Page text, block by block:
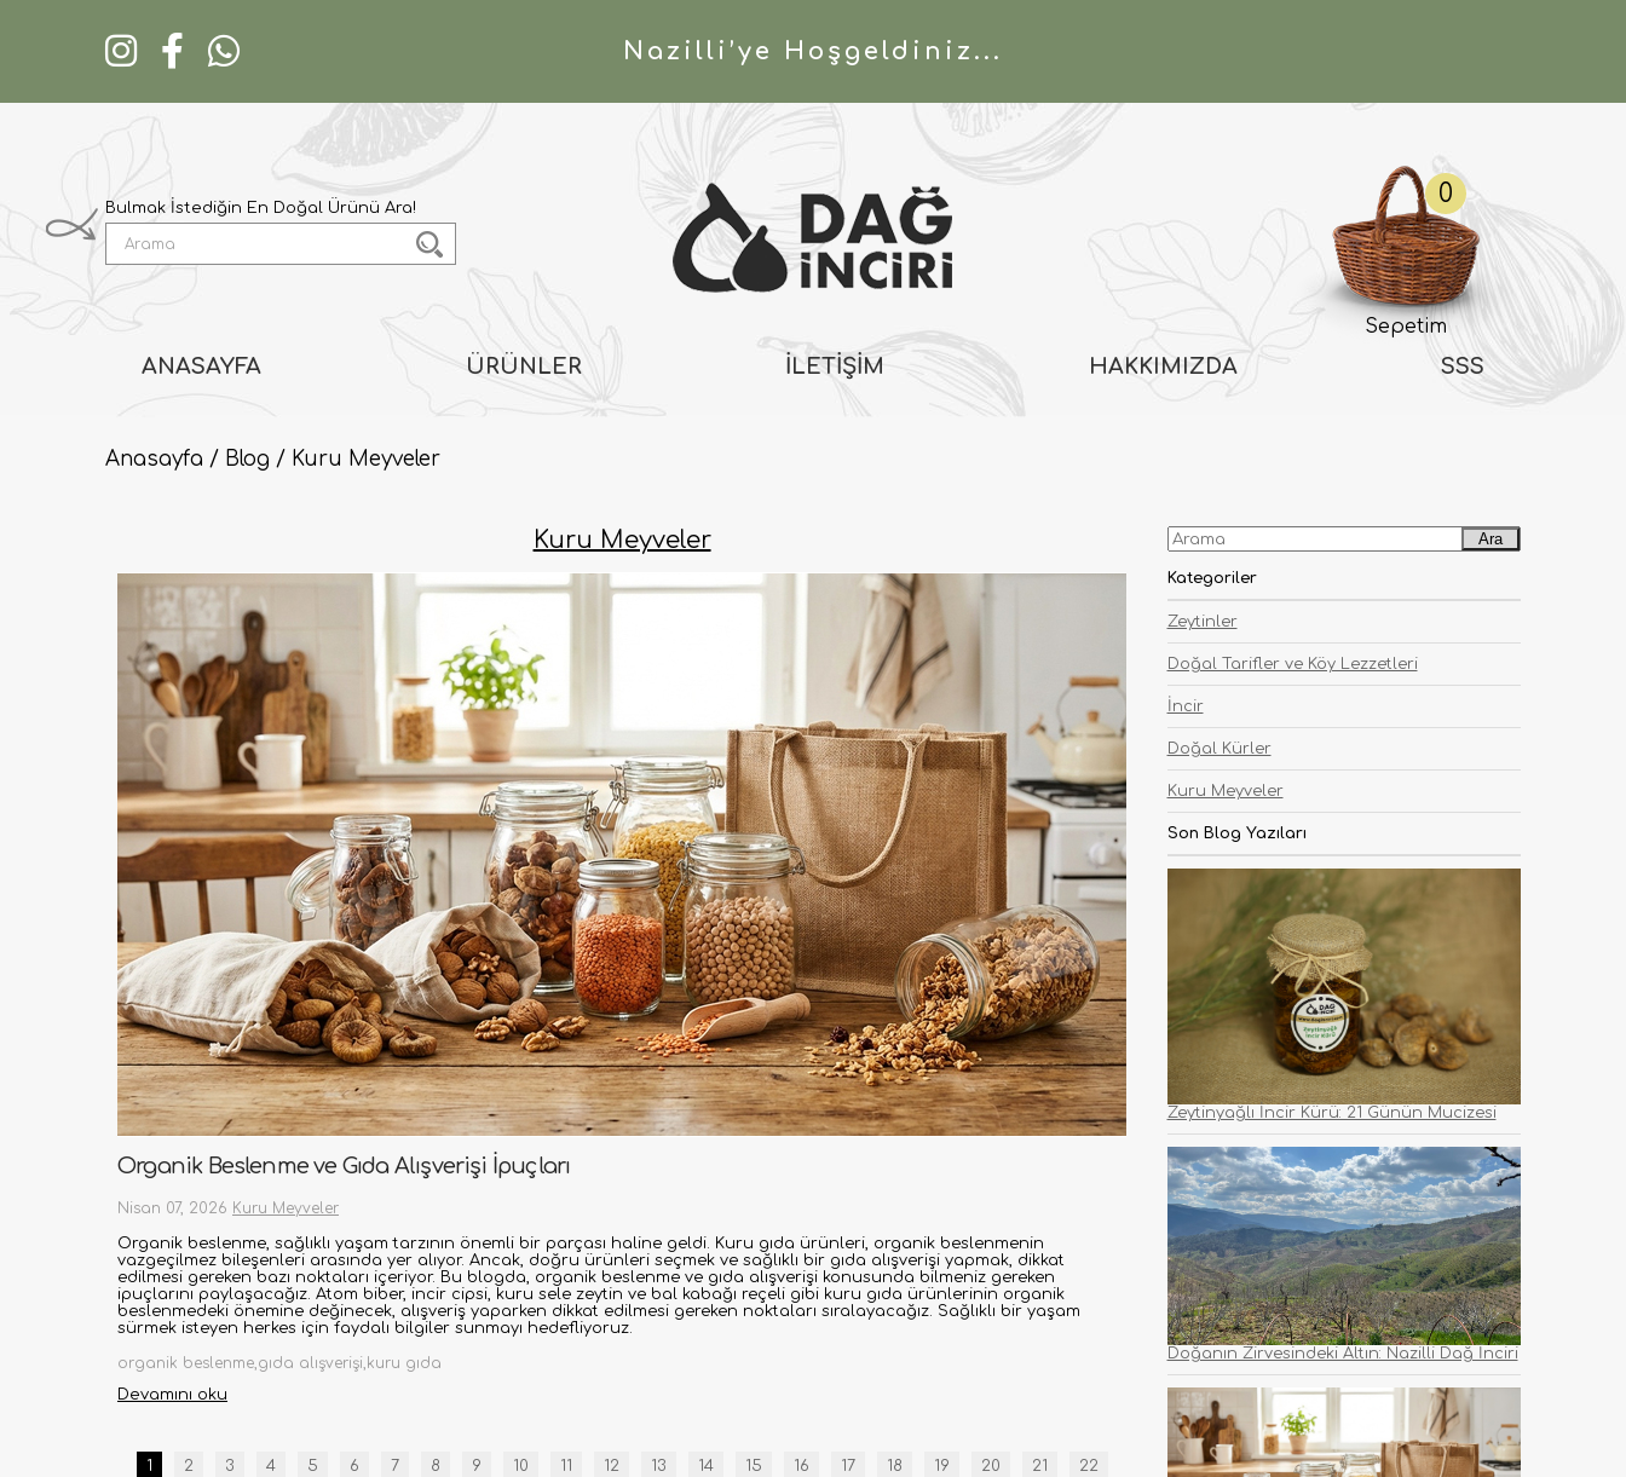
Nazilli’ye Hoşgeldiniz...
Sepetim
0
ANASAYFA ÜRÜNLER İLETİŞİM HAKKIMIZDA SSS
Anasayfa Blog Kuru Meyveler
Kuru Meyveler
Organik Beslenme ve Gıda Alışverişi İpuçları
Nisan 07, 2026 Kuru Meyveler
Organik beslenme, sağlıklı yaşam tarzının önemli bir parçası haline geldi. Kuru gıda ürünleri, organik beslenmenin
vazgeçilmez bileşenleri arasında yer alıyor. Ancak, doğru ürünleri seçmek ve sağlıklı bir gıda alışverişi yapmak, dikkat
edilmesi gereken bazı noktaları içeriyor. Bu blogda, organik beslenme ve gıda alışverişi konusunda bilmeniz gereken
ipuçlarını paylaşacağız. Atom biber, incir cipsi, kuru sele zeytin ve bal kabağı reçeli gibi kuru gıda ürünlerinin organik
beslenmedeki önemine değinecek, alışveriş yaparken dikkat edilmesi gereken noktaları sıralayacağız. Sağlıklı bir yaşam
sürmek isteyen herkes için faydalı bilgiler sunmayı hedefliyoruz.
organik beslenme,gıda alışverişi,kuru gıda
Devamını oku
1 2 3 4 5 6 7 8 9 10 11 12 13 14 15 16 17 18 19 20 21 22
Ara
Kategoriler
Zeytinler
Doğal Tarifler ve Köy Lezzetleri
İncir
Doğal Kürler
Kuru Meyveler
Son Blog Yazıları
Zeytinyağlı İncir Kürü: 21 Günün Mucizesi
Doğanın Zirvesindeki Altın: Nazilli Dağ İnciri